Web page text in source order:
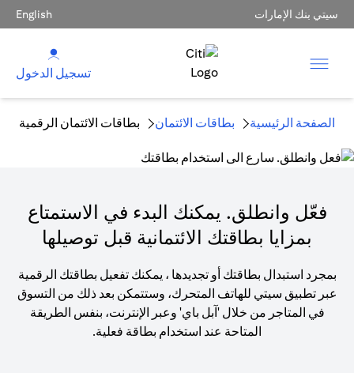
سيتي بنك الإمارات English
تسجيل الدخول
الصفحة الرئيسية بطاقات الائتمان بطاقات الائتمان الرقمية
فعّل وانطلق. يمكنك البدء في الاستمتاع
بمزايا بطاقتك الائتمانية قبل توصيلها
بمجرد استبدال بطاقتك أو تجديدها ، يمكنك تفعيل بطاقتك الرقمية
عبر تطبيق سيتي للهاتف المتحرك، وستتمكن بعد ذلك من التسوق
في المتاجر من خلال 'آبل باي' وعبر الإنترنت، بنفس الطريقة
المتاحة عند استخدام بطاقة فعلية.